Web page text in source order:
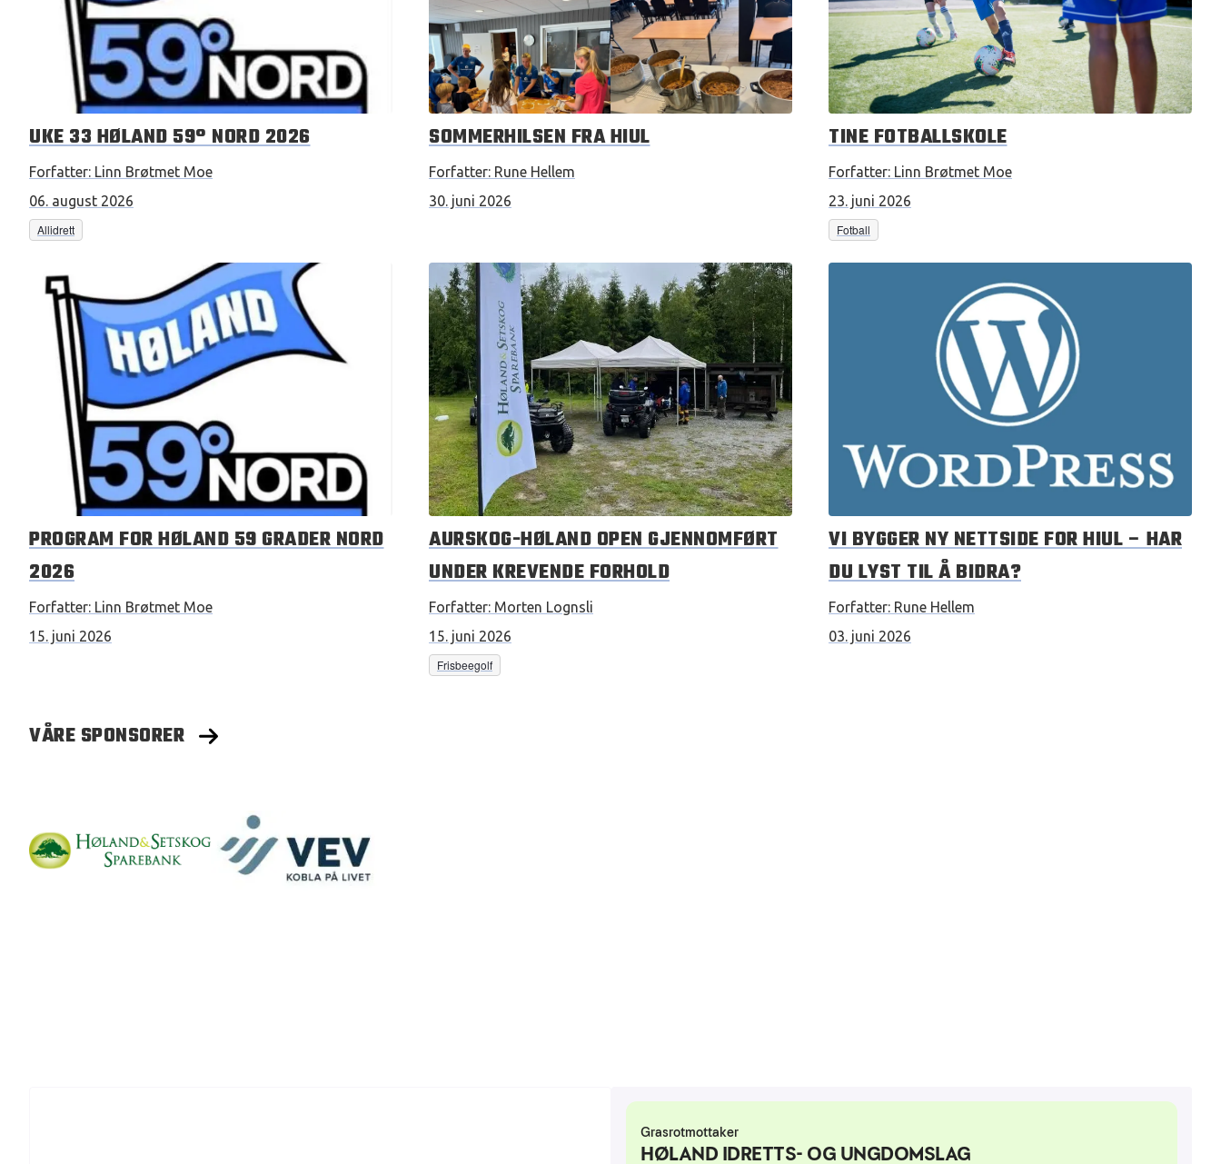
UKE 33 HØLAND 59° NORD 2026
Forfatter: Linn Brøtmet Moe
06. august 2026
Allidrett
SOMMERHILSEN FRA HIUL
Forfatter: Rune Hellem
30. juni 2026
TINE FOTBALLSKOLE
Forfatter: Linn Brøtmet Moe
23. juni 2026
Fotball
PROGRAM FOR HØLAND 59 GRADER NORD
2026
Forfatter: Linn Brøtmet Moe
15. juni 2026
AURSKOG-HØLAND OPEN GJENNOMFØRT
UNDER KREVENDE FORHOLD
Forfatter: Morten Lognsli
15. juni 2026
Frisbeegolf
VI BYGGER NY NETTSIDE FOR HIUL – HAR
DU LYST TIL Å BIDRA?
Forfatter: Rune Hellem
03. juni 2026
VÅRE SPONSORER